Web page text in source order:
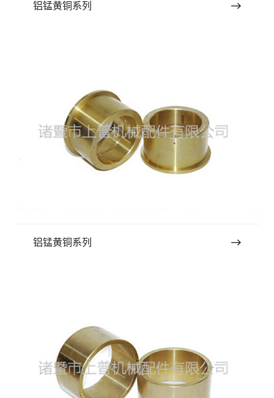
铝锰黄铜系列
铝锰黄铜系列